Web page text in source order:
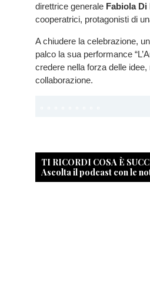
direttrice generale Fabiola Di
cooperatrici, protagonisti di
A chiudere la celebrazione,
palco la sua performance
credere nella forza delle
collaborazione.
TI RICORDI COSA È
Ascolta il podcast con le